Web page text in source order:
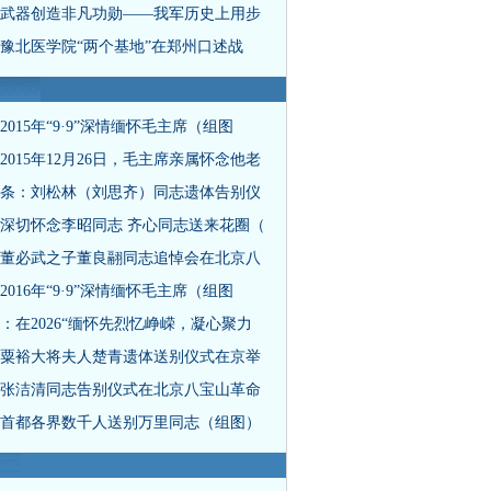
器创造非凡功勋——我军历史上用步
北医学院“两个基地”在郑州口述战
年“9·9”深情缅怀毛主席（组图
年12月26日，毛主席亲属怀念他老
：刘松林（刘思齐）同志遗体告别仪
切怀念李昭同志 齐心同志送来花圈（
必武之子董良翮同志追悼会在北京八
年“9·9”深情缅怀毛主席（组图
在2026“缅怀先烈忆峥嵘，凝心聚力
裕大将夫人楚青遗体送别仪式在京举
洁清同志告别仪式在北京八宝山革命
都各界数千人送别万里同志（组图）